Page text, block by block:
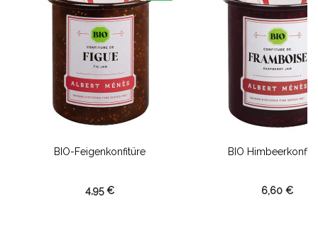
BIO-Feigenkonfitüre
4,95 €
BIO
6,60 €